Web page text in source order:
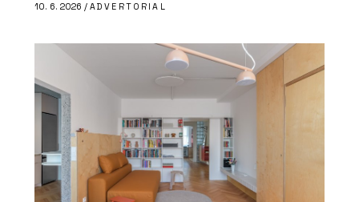
10. 6. 2026 / ADVERTORIAL